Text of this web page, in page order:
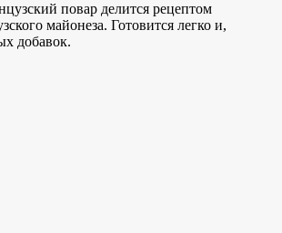
повар делится рецептом
майонеза. Готовится легко и,
добавок.